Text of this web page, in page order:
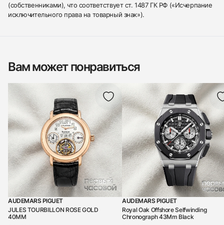
(собственниками), что соответствует ст. 1487 ГК РФ («Исчерпание
исключительного права на товарный знак»).
Вам может понравиться
AUDEMARS PIGUET
JULES TOURBILLON ROSE GOLD
40MM
AUDEMARS PIGUET
Royal Oak Offshore Selfwinding
Chronograph 43Mm Black